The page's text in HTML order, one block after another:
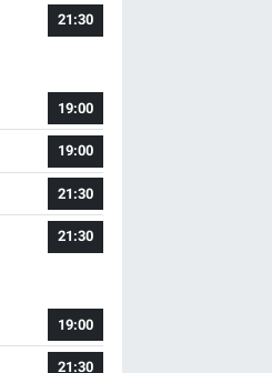
21:30
19:00
19:00
21:30
21:30
19:00
21:30